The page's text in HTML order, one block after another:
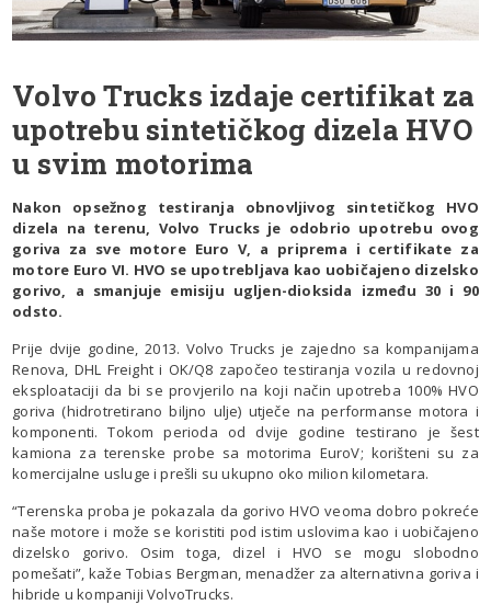
Volvo Trucks izdaje certifikat za
upotrebu sintetičkog dizela HVO
u svim motorima
Nakon opsežnog testiranja obnovljivog sintetičkog HVO
dizela na terenu, Volvo Trucks je odobrio upotrebu ovog
goriva za sve motore Euro V, a priprema i certifikate za
motore Euro VI. HVO se upotrebljava kao uobičajeno dizelsko
gorivo, a smanjuje emisiju ugljen-dioksida između 30 i 90
odsto.
Prije dvije godine, 2013. Volvo Trucks je zajedno sa kompanijama
Renova, DHL Freight i OK/Q8 započeo testiranja vozila u redovnoj
eksploataciji da bi se provjerilo na koji način upotreba 100% HVO
goriva (hidrotretirano biljno ulje) utječe na performanse motora i
komponenti. Tokom perioda od dvije godine testirano je šest
kamiona za terenske probe sa motorima EuroV; korišteni su za
komercijalne usluge i prešli su ukupno oko milion kilometara.
“Terenska proba je pokazala da gorivo HVO veoma dobro pokreće
naše motore i može se koristiti pod istim uslovima kao i uobičajeno
dizelsko gorivo. Osim toga, dizel i HVO se mogu slobodno
pomešati”, kaže Tobias Bergman, menadžer za alternativna goriva i
hibride u kompaniji VolvoTrucks.